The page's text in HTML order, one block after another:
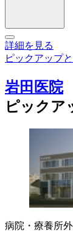
詳細を見る
ピックアップ
岩田医院
ピックア
病院・療養所